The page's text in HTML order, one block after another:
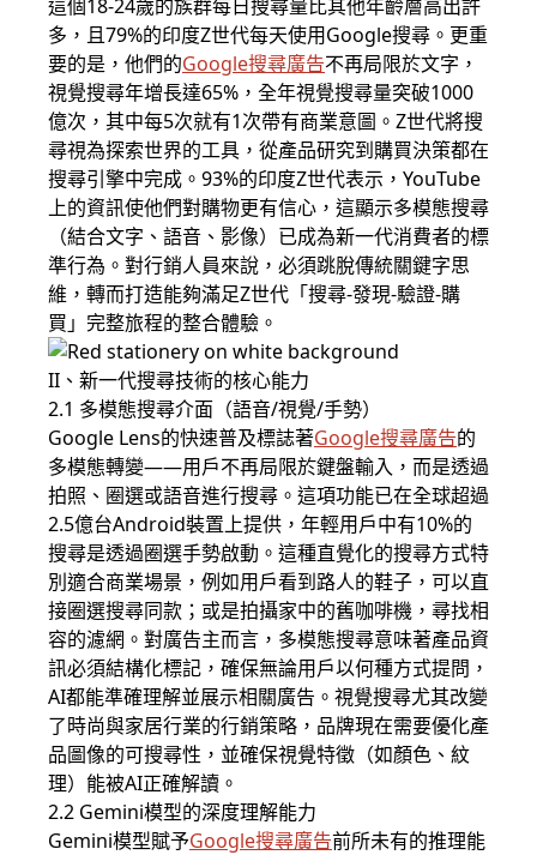
這個18-24歲的族群每日搜尋量比其他年齡層高出許
多，且79%的印度Z世代每天使用Google搜尋。更重
要的是，他們的Google搜尋廣告不再局限於文字，
視覺搜尋年增長達65%，全年視覺搜尋量突破1000
億次，其中每5次就有1次帶有商業意圖。Z世代將搜
尋視為探索世界的工具，從產品研究到購買決策都在
搜尋引擎中完成。93%的印度Z世代表示，YouTube
上的資訊使他們對購物更有信心，這顯示多模態搜尋
（結合文字、語音、影像）已成為新一代消費者的標
準行為。對行銷人員來說，必須跳脫傳統關鍵字思
維，轉而打造能夠滿足Z世代「搜尋-發現-驗證-購
買」完整旅程的整合體驗。
II、新一代搜尋技術的核心能力
2.1 多模態搜尋介面（語音/視覺/手勢）
Google Lens的快速普及標誌著Google搜尋廣告的
多模態轉變——用戶不再局限於鍵盤輸入，而是透過
拍照、圈選或語音進行搜尋。這項功能已在全球超過
2.5億台Android裝置上提供，年輕用戶中有10%的
搜尋是透過圈選手勢啟動。這種直覺化的搜尋方式特
別適合商業場景，例如用戶看到路人的鞋子，可以直
接圈選搜尋同款；或是拍攝家中的舊咖啡機，尋找相
容的濾網。對廣告主而言，多模態搜尋意味著產品資
訊必須結構化標記，確保無論用戶以何種方式提問，
AI都能準確理解並展示相關廣告。視覺搜尋尤其改變
了時尚與家居行業的行銷策略，品牌現在需要優化產
品圖像的可搜尋性，並確保視覺特徵（如顏色、紋
理）能被AI正確解讀。
2.2 Gemini模型的深度理解能力
Gemini模型賦予Google搜尋廣告前所未有的推理能